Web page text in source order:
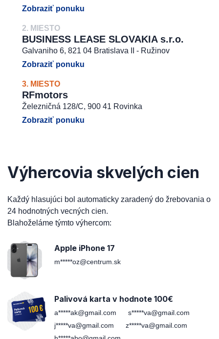
Zobraziť ponuku
2. MIESTO
BUSINESS LEASE SLOVAKIA s.r.o.
Galvaniho 6, 821 04 Bratislava II - Ružinov
Zobraziť ponuku
3. MIESTO
RFmotors
Železničná 128/C, 900 41 Rovinka
Zobraziť ponuku
Výhercovia skvelých cien
Každý hlasujúci bol automaticky zaradený do žrebovania o
24 hodnotných vecných cien.
Blahoželáme týmto výhercom:
Apple iPhone 17
m*****oz@centrum.sk
Palivová karta v hodnote 100€
a*****ak@gmail.com
s*****va@gmail.com
j*****va@gmail.com
z*****va@gmail.com